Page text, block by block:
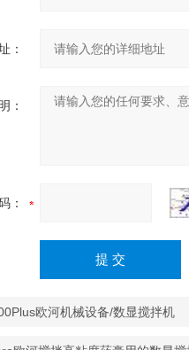
：
：
：
欧河机械设备/数显搅拌机